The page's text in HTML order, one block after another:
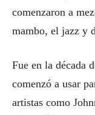
comenzaron a
mambo, el jazz y
Fue en la década
comenzó a usar
artistas como